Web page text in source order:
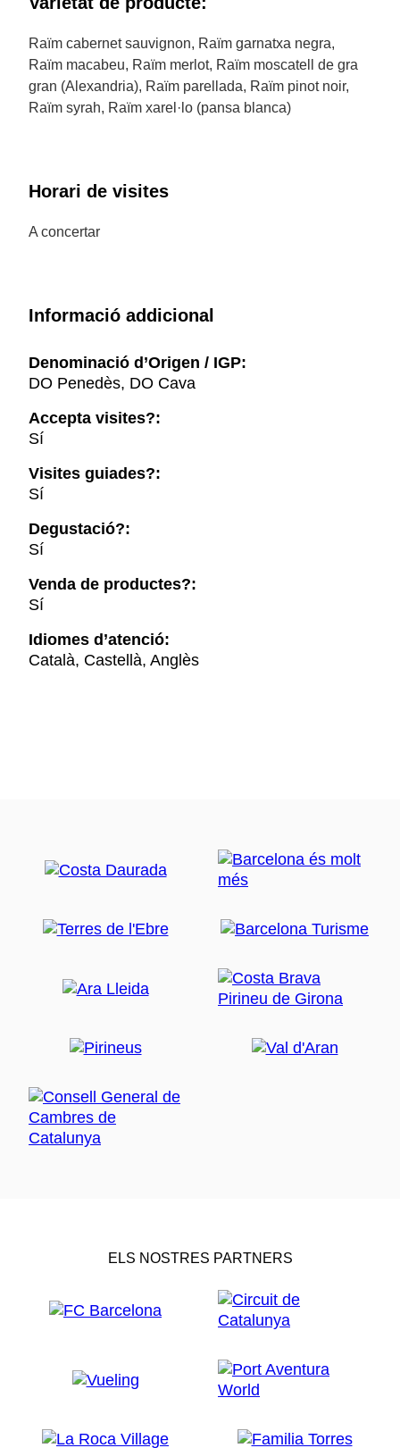
Raïm cabernet sauvignon, Raïm garnatxa negra,
Raïm macabeu, Raïm merlot, Raïm moscatell de gra
gran (Alexandria), Raïm parellada, Raïm pinot noir,
Raïm syrah, Raïm xarel·lo (pansa blanca)
Horari de visites
A concertar
Informació addicional
Denominació d’Origen / IGP:
DO Penedès, DO Cava
Accepta visites?:
Sí
Visites guiades?:
Sí
Degustació?:
Sí
Venda de productes?:
Sí
Idiomes d’atenció:
Català, Castellà, Anglès
ELS NOSTRES PARTNERS